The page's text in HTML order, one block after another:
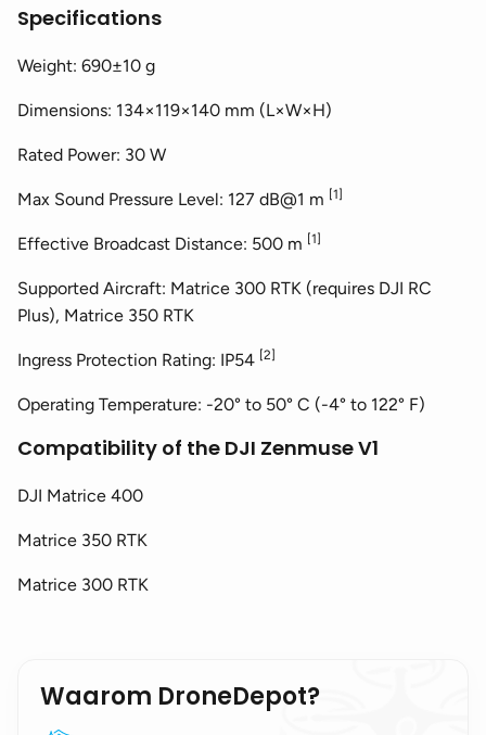
Specifications
Weight: 690±10 g
Dimensions: 134×119×140 mm (L×W×H)
Rated Power: 30 W
Max Sound Pressure Level: 127 dB@1 m [1]
Effective Broadcast Distance: 500 m [1]
Supported Aircraft: Matrice 300 RTK (requires DJI RC
Plus), Matrice 350 RTK
Ingress Protection Rating: IP54 [2]
Operating Temperature: -20° to 50° C (-4° to 122° F)
Compatibility of the DJI Zenmuse V1
DJI Matrice 400
Matrice 350 RTK
Matrice 300 RTK
Waarom DroneDepot?